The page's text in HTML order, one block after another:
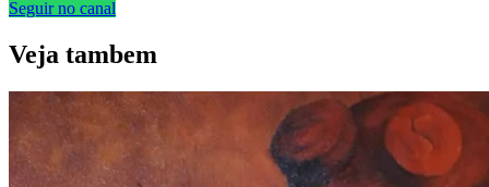
Seguir no canal
Veja tambem